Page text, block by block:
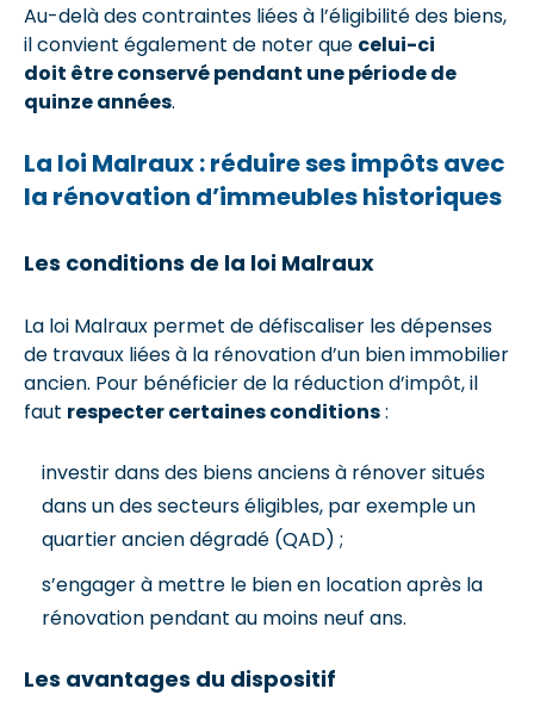
Au-delà des contraintes liées à l’éligibilité des biens,
il convient également de noter que celui-ci
doit être conservé pendant une période de
quinze années.
La loi Malraux : réduire ses impôts avec
la rénovation d’immeubles historiques
Les conditions de la loi Malraux
La loi Malraux permet de défiscaliser les dépenses
de travaux liées à la rénovation d’un bien immobilier
ancien. Pour bénéficier de la réduction d’impôt, il
faut respecter certaines conditions:
investir dans des biens anciens à rénover situés
dans un des secteurs éligibles, par exemple un
quartier ancien dégradé (QAD) ;
s’engager à mettre le bien en location après la
rénovation pendant au moins neuf ans.
Les avantages du dispositif